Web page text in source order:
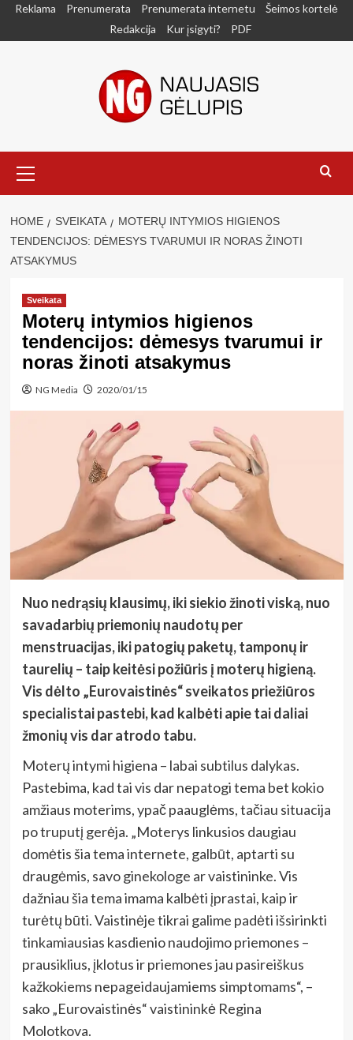
SkipReklama Prenumerata Prenumerata internetu
Šeimos kortelė
Redakcija
Kur įsigyti? PDF
Menu
HOME SVEIKATA
MOTERŲ INTYMIOS HIGIENOS
TENDENCIJOS: DĖMESYS TVARUMUI IR NORAS ŽINOTI
ATSAKYMUS
Sveikata
Moterų intymios higienos
tendencijos: dėmesys tvarumui ir
noras žinoti atsakymus
NG Media 2020/01/15
Nuo nedrąsių klausimų, iki siekio žinoti viską, nuo
savadarbių priemonių naudotų per
menstruacijas, iki patogių paketų, tamponų ir
taurelių – taip keitėsi požiūris į moterų higieną.
Vis dėlto „Eurovaistinės“ sveikatos priežiūros
specialistai pastebi, kad kalbėti apie tai daliai
žmonių vis dar atrodo tabu.
Moterų intymi higiena – labai subtilus dalykas.
Pastebima, kad tai vis dar nepatogi tema bet kokio
amžiaus moterims, ypač paauglėms, tačiau situacija
po truputį gerėja. „Moterys linkusios daugiau
domėtis šia tema internete, galbūt, aptarti su
draugėmis, savo ginekologe ar vaistininke. Vis
dažniau šia tema imama kalbėti įprastai, kaip ir
turėtų būti. Vaistinėje tikrai galime padėti išsirinkti
tinkamiausias kasdienio naudojimo priemones –
prausiklius, įklotus ir priemones jau pasireiškus
kažkokiems nepageidaujamiems simptomams“, –
sako „Eurovaistinės“ vaistininkė Regina
Molotkova.